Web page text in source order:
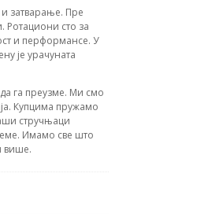
затварање. Пре
Ротациони сто за
и перформансе. У
је урачуната
га преузме. Ми смо
Купцима пружамо
стручњаци
Имамо све што
више.